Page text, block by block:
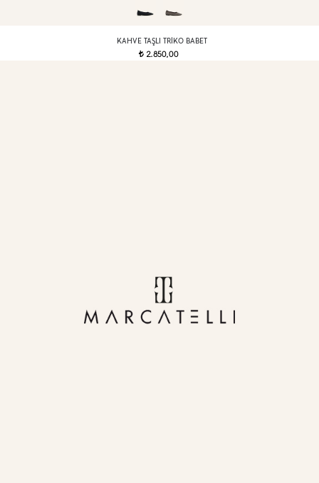
KAHVE TAŞLI TRIKO BABET
t 2.850,00